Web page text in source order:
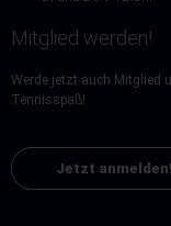
Mitglied werden!
Werde jetzt auch Mitglied
Tennisspaß!
Jetzt anmelden!